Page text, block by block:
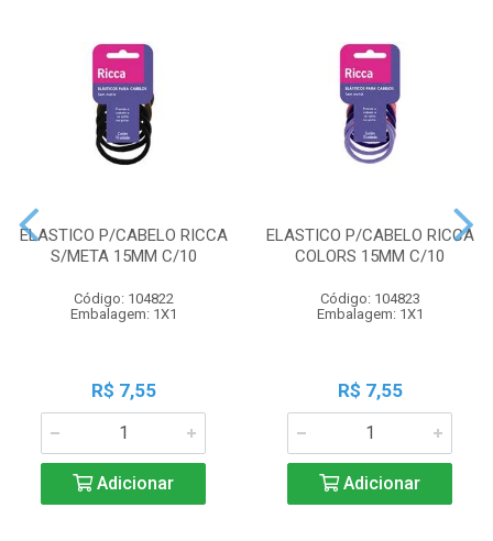
ELASTICO P/CABELO RICCA
S/META 15MM C/10
Código: 104822
Embalagem: 1X1
R$ 7,55
Adicionar
ELASTICO P/CABELO RICCA
COLORS 15MM C/10
Código: 104823
Embalagem: 1X1
R$ 7,55
Adicionar